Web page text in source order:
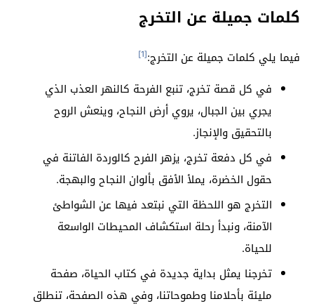
كلمات جميلة عن التخرج
فيما يلي كلمات جميلة عن التخرج:[1]
في كل قصة تخرج، تنبع الفرحة كالنهر العذب الذي
يجري بين الجبال، يروي أرض النجاح، وينعش الروح
بالتحقيق والإنجاز.
في كل دفعة تخرج، يزهر الفرح كالوردة الفاتنة في
حقول الخضرة، يملأ الأفق بألوان النجاح والبهجة.
التخرج هو اللحظة التي نبتعد فيها عن الشواطئ
الآمنة، ونبدأ رحلة استكشاف المحيطات الواسعة
للحياة.
تخرجنا يمثل بداية جديدة في كتاب الحياة، صفحة
مليئة بأحلامنا وطموحاتنا، وفي هذه الصفحة، تنطلق